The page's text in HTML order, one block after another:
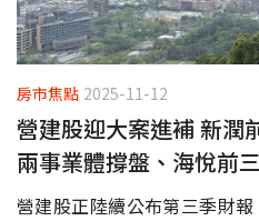
房市焦點 2025-11-12
營建股迎大案進補 新潤
兩事業體撐盤、海悅前
營建股正陸續公布第三季財